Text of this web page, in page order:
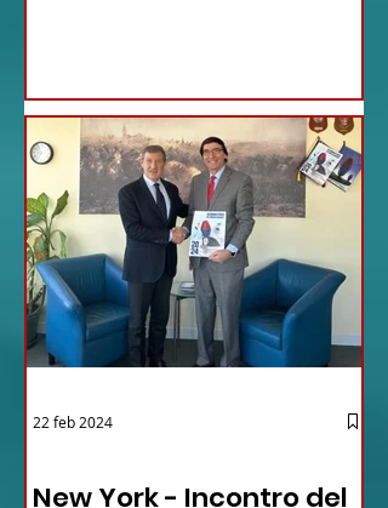
New York - Incontro del
22 feb 2024